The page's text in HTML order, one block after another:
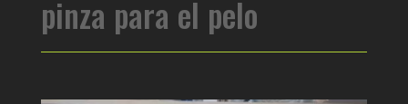
pinza para el pelo